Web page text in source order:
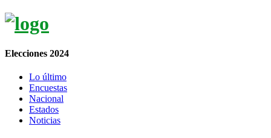
Elecciones 2024
Lo último
Encuestas
Nacional
Estados
Noticias